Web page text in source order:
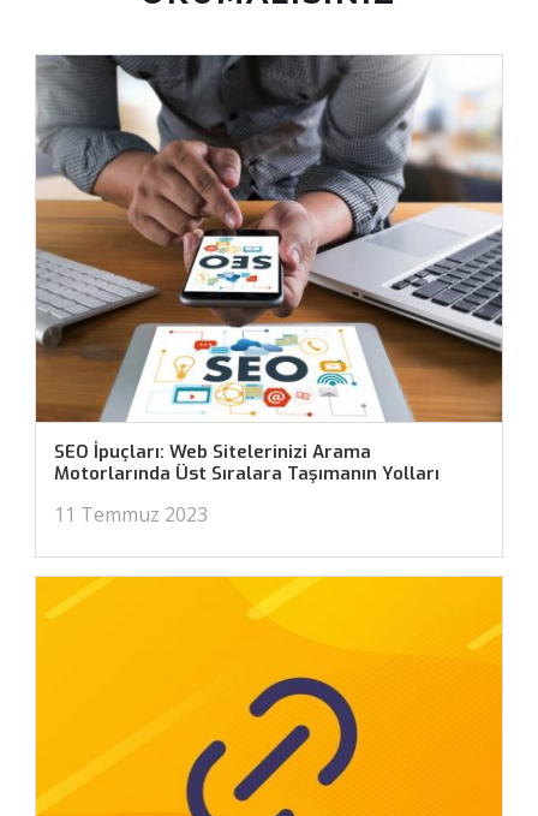
SEO İpuçları: Web Sitelerinizi Arama
Motorlarında Üst Sıralara Taşımanın Yolları
11 Temmuz 2023